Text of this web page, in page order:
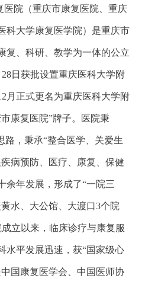
医院（重庆市康复医院、重庆
科大学康复医学院）是重庆市
复、科研、教学为一体的公立
28日获批设置重庆医科大学附
月正式更名为重庆医科大学附
康复医院”牌子。医院秉
路，秉承“整合医学、关爱生
病预防、医疗、康复、保健
余年发展，形成了“一院三
水、大公馆、大渡口3个院
立以来，临床诊疗与康复服
水平发展迅速，获“国家级心
国康复医学会、中国医师协